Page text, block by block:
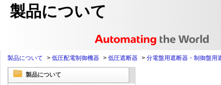
製品について
製品について > 低圧配電制御機器 > 低圧遮断器 > 分電盤用遮断器・制御盤用
製品について